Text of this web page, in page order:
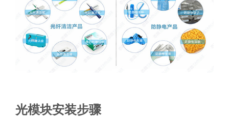
光模块安装步骤